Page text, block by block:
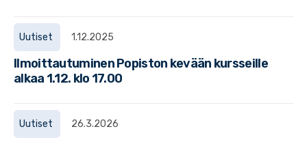
Uutiset 1.12.2025
Ilmoittautuminen Popiston kevään kursseille
alkaa 1.12. klo 17.00
Uutiset 26.3.2026